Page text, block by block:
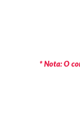
* Nota: O